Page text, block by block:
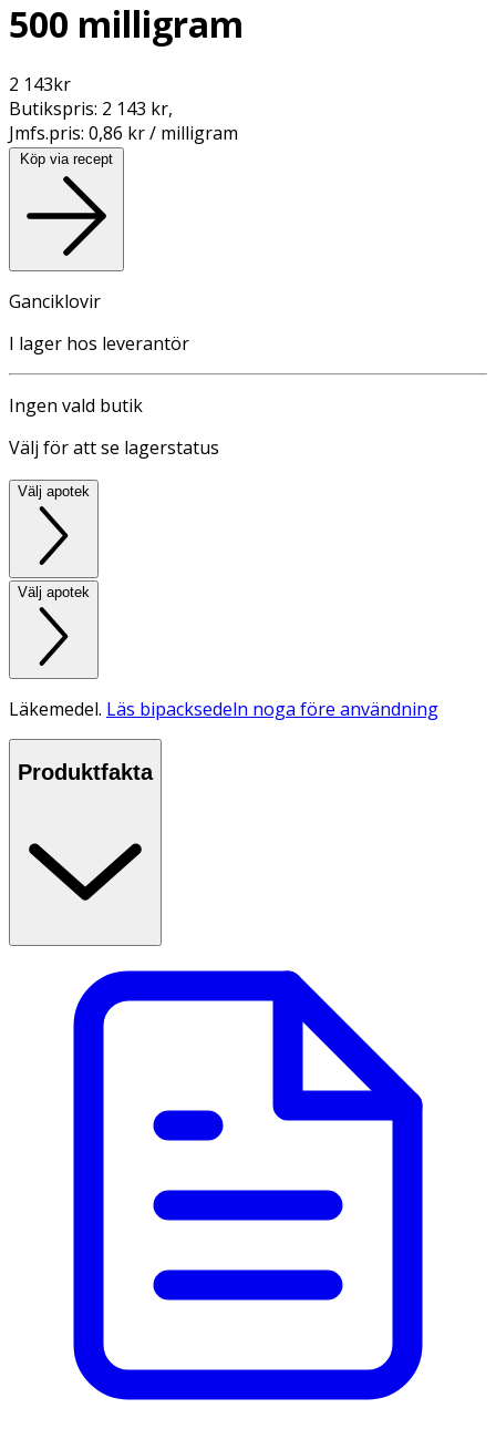
500 milligram
2 143kr
Butikspris: 2 143 kr,
Jmfs.pris: 0,86 kr / milligram
Köp via recept
Ganciklovir
I lager hos leverantör
Ingen vald butik
Välj för att se lagerstatus
Välj apotek
Välj apotek
Läkemedel. Läs bipacksedeln noga före användning
Produktfakta